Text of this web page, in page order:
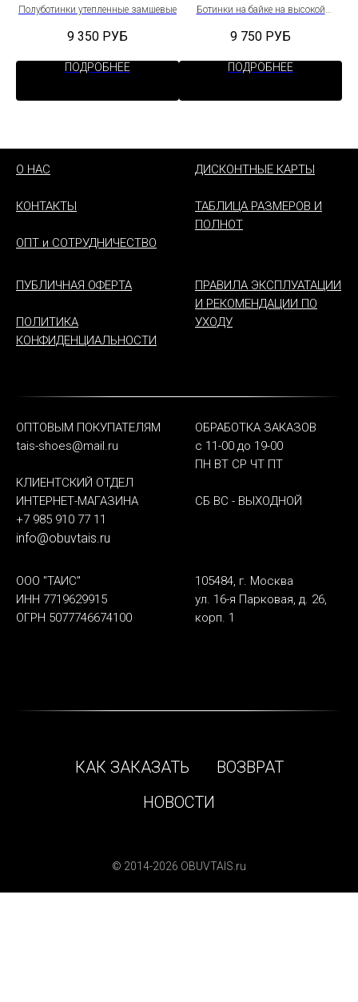
Полуботинки утепленные замшевые
9 350 РУБ
ПОДРОБНЕЕ
Ботинки на байке на высокой
9 750 РУБ
ПОДРОБНЕЕ
О НАС
КОНТАКТЫ
ОПТ и СОТРУДНИЧЕСТВО
ДИСКОНТНЫЕ КАРТЫ
ТАБЛИЦА РАЗМЕРОВ И
ПОЛНОТ
ПУБЛИЧНАЯ ОФЕРТА
ПОЛИТИКА
КОНФИДЕНЦИАЛЬНОСТИ
ПРАВИЛА ЭКСПЛУАТАЦИИ
И РЕКОМЕНДАЦИИ ПО
УХОДУ
ОПТОВЫМ ПОКУПАТЕЛЯМ
tais-shoes@mail.ru
КЛИЕНТСКИЙ ОТДЕЛ
ИНТЕРНЕТ-МАГАЗИНА
+7 985 910 77 11
info@obuvtais.ru
ОБРАБОТКА ЗАКАЗОВ
с 11-00 до 19-00
ПН ВТ СР ЧТ ПТ
СБ ВС - ВЫХОДНОЙ
ООО "ТАИС"
ИНН 7719629915
ОГРН 5077746674100
105484, г. Москва
ул. 16-я Парковая, д. 26,
корп. 1
КАК ЗАКАЗАТЬ
ВОЗВРАТ
НОВОСТИ
© 2014-2026 OBUVTAIS.ru